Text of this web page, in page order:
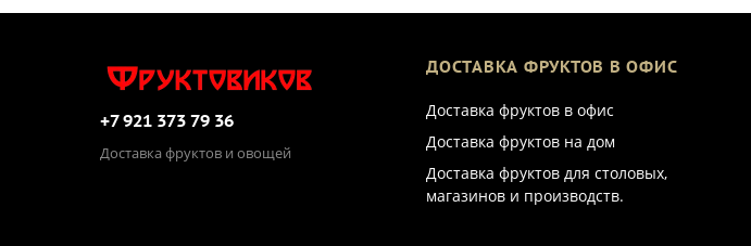
+7 921 373 79 36
Доставка фруктов и овощей
ДОСТАВКА ФРУКТОВ В ОФИС
Доставка фруктов в офис
Доставка фруктов на дом
Доставка фруктов для столовых,
магазинов и производств.